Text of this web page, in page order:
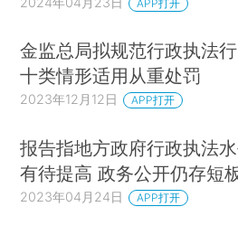
APP打开
金监总局拟规范行政执法
十类情形适用从重处罚
2023年12月12日 APP打开
报告指地方政府行政执法
有待提高 政务公开仍存短
2023年04月24日 APP打开